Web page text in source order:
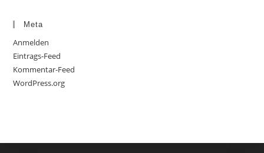
Meta
Anmelden
Eintrags-Feed
Kommentar-Feed
WordPress.org